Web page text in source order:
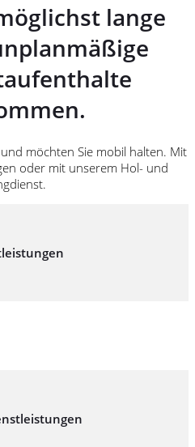
lange
möchten Sie mobil halten. Mit
oder mit unserem Hol- und